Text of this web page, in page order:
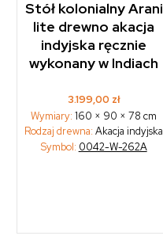
Stół kolonialny Arani
lite drewno akacja
indyjska ręcznie
wykonany w Indiach
3.199,00 zł
Wymiary:160 × 90 × 78 cm
Rodzaj drewna: Akacja indyjska
Symbol: 0042-W-262A